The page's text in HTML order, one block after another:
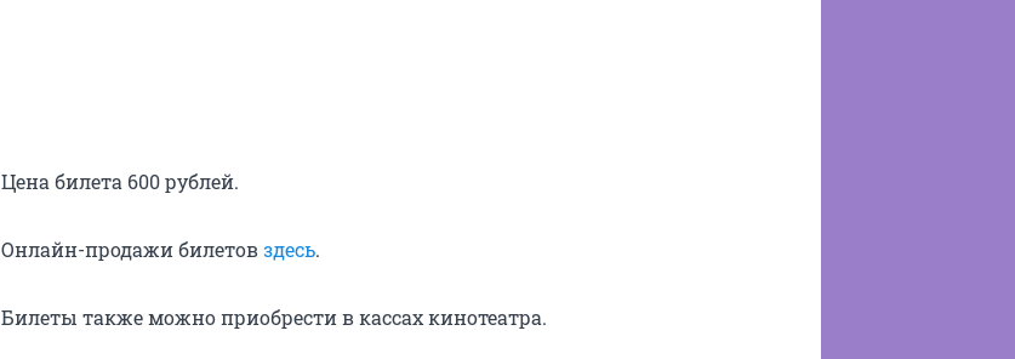
Цена билета 600 рублей.
Онлайн-продажи билетовздесь.
Билеты также можно приобрести в кассах кинотеатра.